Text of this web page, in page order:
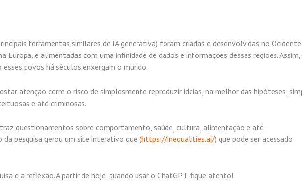
ferramentas similares de IA generativa) foram criadas e desenvolvidas no
Europa, e alimentadas com uma infinidade de dados e informações dessas regiões. Assim,
povos há séculos enxergam o mundo.
atenção corre o risco de simplesmente reproduzir ideias, na melhor das hipóteses,
e até criminosas.
questionamentos sobre comportamento, saúde, cultura, alimentação e até
da pesquisa gerou um site interativo que (https://inequalities.ai/) que pode ser acessado
e a reflexão. A partir de hoje, quando usar o ChatGPT, fique atento!